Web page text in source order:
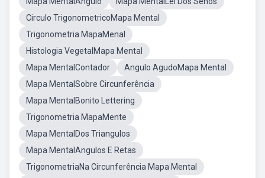
Circulo TrigonometricoMapa Mental
Trigonometria MapaMenal
Histologia VegetalMapa Mental
Mapa MentalContador
Angulo AgudoMapa Mental
Mapa MentalSobre Circunferência
Mapa MentalBonito Lettering
Trigonometria MapaMente
Mapa MentalDos Triangulos
Mapa MentalAngulos E Retas
TrigonometriaNa Circunferência Mapa Mental